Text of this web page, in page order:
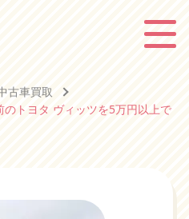
古車買取
のトヨタ ヴィッツを5万円以上で